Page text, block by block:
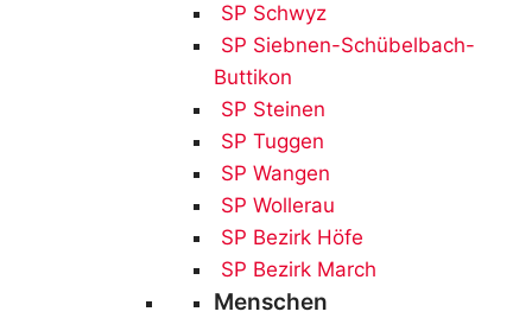
SP Schwyz
SP Siebnen-Schübelbach-
Buttikon
SP Steinen
SP Tuggen
SP Wangen
SP Wollerau
SP Bezirk Höfe
SP Bezirk March
Menschen